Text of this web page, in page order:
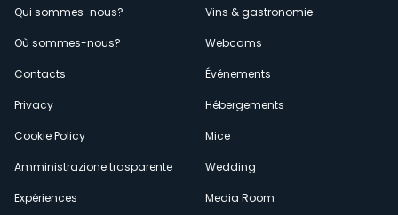
Menù
secondario
Qui sommes-nous?
Où sommes-nous?
Contacts
Privacy
Cookie Policy
Amministrazione trasparente
Expériences
Vins & gastronomie
Webcams
Événements
Hébergements
Mice
Wedding
Media Room